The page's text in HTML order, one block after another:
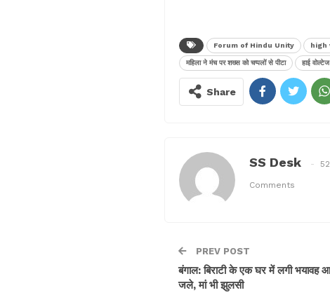
Forum of Hindu Unity high
महिला ने मंच पर शख्स को चप्पलों से पीटा हाई वोल्टेज
Share
SS Desk
Comments
PREV POST
बंगाल: बिराटी के एक घर में लगी भयावह
जले, मां भी झुलसी